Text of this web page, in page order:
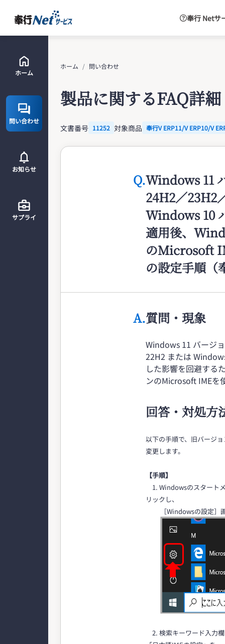
奉行 Netサ
ホーム
問い合わせ
お知らせ
サプライ
ホーム 問い合わせ
製品に関するFAQ詳細
文書番号 11252 対象商品 奉行V ERP11/V ERP10/V
Q.Windows 11
24H2／23H2
Windows 10
適用後、
のMicrosoft
の設定手順（
A.質問・現象
Windows 11 バージ
22H2 または
した影響を回避する
ンのMicrosoft IMEを
回答・対処方
以下の手順で、旧バージ
変更します。
【手順】
1. Windowsのスタート
リックし、
［Windowsの設定］画
2. 検索キーワード入力